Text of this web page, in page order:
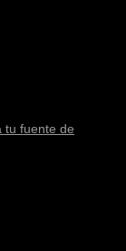
tu fuente de